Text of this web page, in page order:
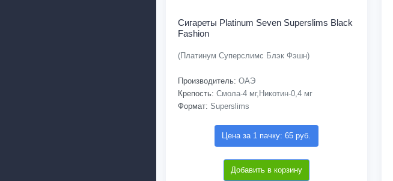
Сигареты Platinum Seven Superslims Black
Fashion
(Платинум Суперслимс Блэк Фэшн)
Производитель: ОАЭ
Крепость: Смола-4 мг,Никотин-0,4 мг
Формат: Superslims
Цена за 1 пачку: 65 руб.
Добавить в корзину